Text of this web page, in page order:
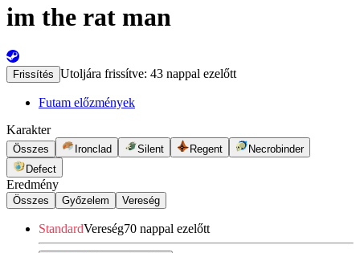
im the rat man
Frissítés Utoljára frissítve: 43 nappal ezelőtt
Futam előzmények
Karakter
Összes Ironclad Silent Regent
Necrobinder
Defect
Eredmény
Összes Győzelem Vereség
StandardVereség70 nappal ezelőtt